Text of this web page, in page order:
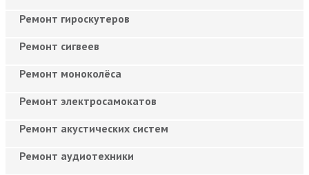
Ремонт гироскутеров
Ремонт сигвеев
Ремонт моноколёса
Ремонт электросамокатов
Ремонт акустических систем
Ремонт аудиотехники